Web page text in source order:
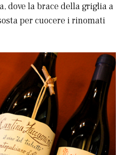
dove la brace della griglia a
per cuocere i rinomati